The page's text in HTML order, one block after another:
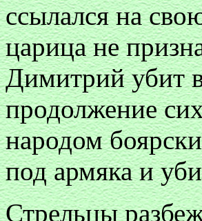
ссылался на
царица не
Димитрий убит
продолжение
народом
под армяка и
Стрельцы